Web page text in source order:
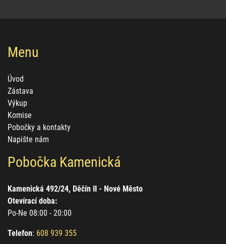
Menu
Úvod
Zástava
Výkup
Komise
Pobočky a kontakty
Napište nám
Pobočka Kamenická
Kamenická 492/24, Děčín II - Nové Město
Otevírací doba:
Po-Ne 08:00 - 20:00
Telefon: 608 939 355